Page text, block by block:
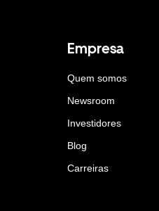
Empresa
Quem somos
Newsroom
Investidores
Blog
Carreiras